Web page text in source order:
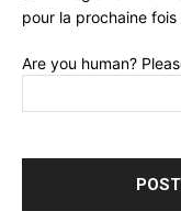
pour la prochaine
Are you human?